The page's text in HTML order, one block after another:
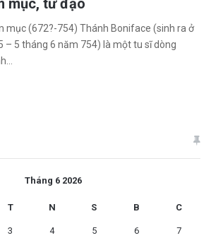
mục, tử đạo
mục (672?-754) Thánh Boniface (sinh ra ở
– 5 tháng 6 năm 754) là một tu sĩ dòng
Tháng 6 2026
T N S B C
3 4 5 6 7